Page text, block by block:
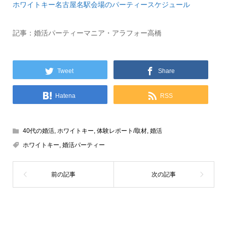
ホワイトキー名古屋名駅会場のパーティースケジュール
記事：婚活パーティーマニア・アラフォー高橋
Tweet Share
Hatena RSS
40代の婚活, ホワイトキー, 体験レポート/取材, 婚活
ホワイトキー, 婚活パーティー